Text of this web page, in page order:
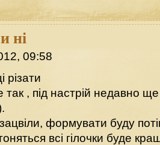
ні
09:58
різати
так , під настрій недавно
формувати буду
всі гілочки буде